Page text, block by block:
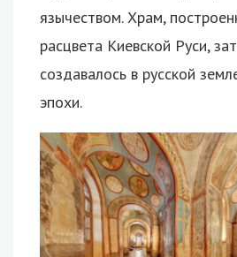
язычеством. Храм,
расцвета Киевской Руси,
создавалось в русской
эпохи.